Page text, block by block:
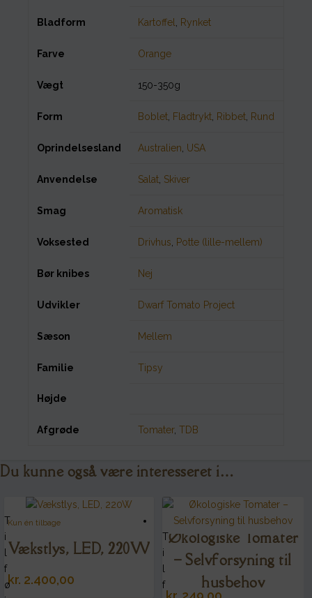
Bladform Kartoffel Rynket
Farve Orange
Vægt 150-350g
Form Boblet, Fladtrykt, Ribbet, Rund
Oprindelsesland Australien USA
Anvendelse Salat, Skiver
Smag Aromatisk
Voksested Drivhus Potte (lille-mellem)
Bør knibes Nej
Udvikler Dwarf Tomato Project
Sæson Mellem
Familie Tipsy
Højde
Afgrøde Tomater, TDB
Du kunne også være interesseret i…
T
i
f
ø
Kun én tilbage
Vækstlys, LED, 220W
kr. 2.400,00
T
i
f
Økologiske Tomater
– Selvforsyning til
husbehov